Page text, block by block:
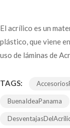
El acrílico es un
plástico, que viene
uso de láminas de
TAGS:
BuenaIdeaPanama